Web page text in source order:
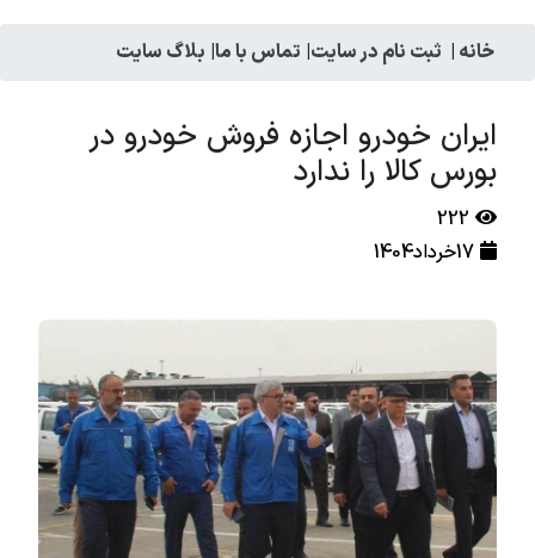
خانه | ثبت نام در سایت| تماس با ما| بلاگ سایت
ایران خودرو اجازه فروش خودرو در
بورس کالا را ندارد
222
17خرداد1404